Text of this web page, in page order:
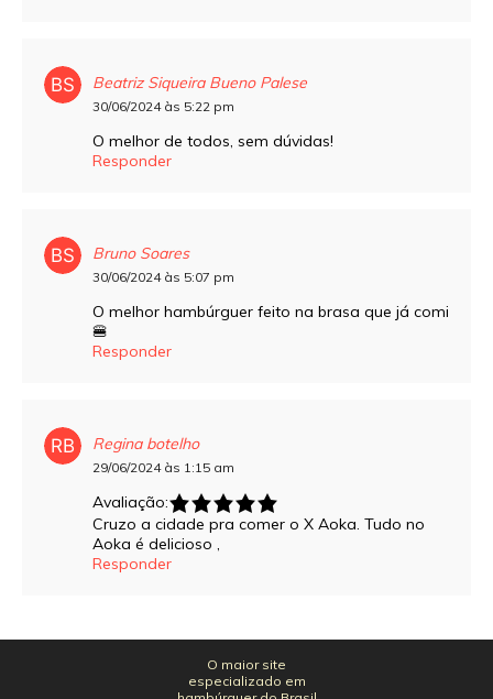
Beatriz Siqueira Bueno Palese
30/06/2024 às 5:22 pm
O melhor de todos, sem dúvidas!
Responder
Bruno Soares
30/06/2024 às 5:07 pm
O melhor hambúrguer feito na brasa que já comi
🍔
Responder
Regina botelho
29/06/2024 às 1:15 am
Avaliação:
Cruzo a cidade pra comer o X Aoka. Tudo no
Aoka é delicioso ,
Responder
O maior site
especializado em